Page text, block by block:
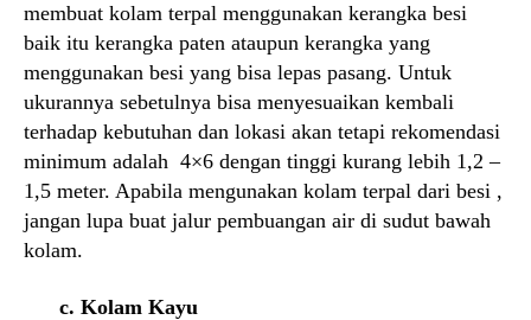
membuat kolam terpal menggunakan kerangka besi
baik itu kerangka paten ataupun kerangka yang
menggunakan besi yang bisa lepas pasang. Untuk
ukurannya sebetulnya bisa menyesuaikan kembali
terhadap kebutuhan dan lokasi akan tetapi rekomendasi
minimum adalah 4×6 dengan tinggi kurang lebih 1,2 –
1,5 meter. Apabila mengunakan kolam terpal dari besi ,
jangan lupa buat jalur pembuangan air di sudut bawah
kolam.
c. Kolam Kayu